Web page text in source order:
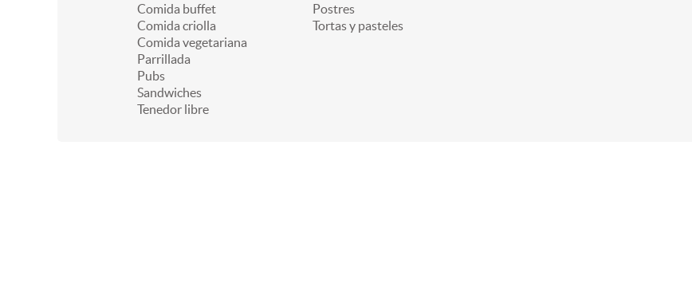
Comida buffet
Comida criolla
Comida vegetariana
Parrillada
Pubs
Sandwiches
Tenedor libre
Postres
Tortas y pasteles